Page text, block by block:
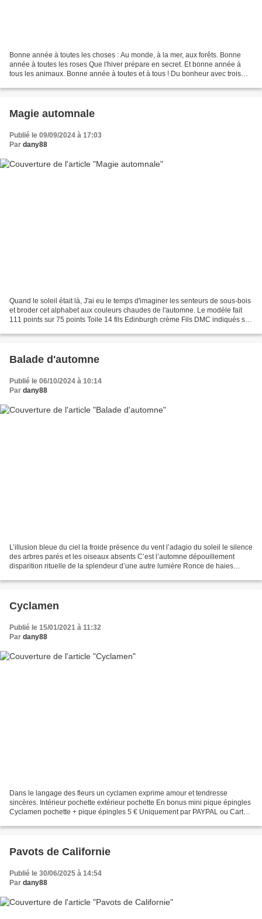
Bonne année à toutes les choses : Au monde, à la mer, aux forêts. Bonne
année à toutes les roses Que l'hiver prépare en secret. Et bonne année à
tous les animaux. Bonne année à toutes et à tous ! Du bonheur avec trois
Magie automnale
Publié le 09/09/2024 à 17:03
Par dany88
Quand le soleil était là, J'ai eu le temps d'imaginer les senteurs de sous-bois
et broder cet alphabet aux couleurs chaudes de l'automne. Le modèle fait
111 points sur 75 points Toile 14 fils Edinburgh crème Fils DMC indiqués sur
Balade d'automne
Publié le 06/10/2024 à 10:14
Par dany88
L’illusion bleue du ciel la froide présence du vent l’adagio du soleil le silence
des arbres parés et les oiseaux absents C’est l’automne dépouillement
disparition rituelle de la splendeur d’une autre lumière Ronce de haies
Cyclamen
Publié le 15/01/2021 à 11:32
Par dany88
Dans le langage des fleurs un cyclamen exprime amour et tendresse
sincères. Intérieur pochette extérieur pochette En bonus mini pique épingles
Cyclamen pochette + pique épingles 5 € Uniquement par PAYPAL ou Carte
Pavots de Californie
Publié le 30/06/2025 à 14:54
Par dany88